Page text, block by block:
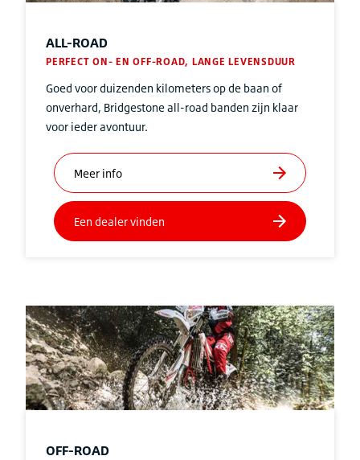
ALL-ROAD
PERFECT ON- EN OFF-ROAD, LANGE LEVENSDUUR
Goed voor duizenden kilometers op de baan of
onverhard, Bridgestone all-road banden zijn klaar
voor ieder avontuur.
OFF-ROAD